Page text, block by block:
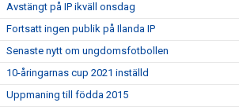
Avstängt på IP ikväll onsdag
Fortsatt ingen publik på Ilanda IP
Senaste nytt om ungdomsfotbollen
10-åringarnas cup 2021 inställd
Uppmaning till födda 2015